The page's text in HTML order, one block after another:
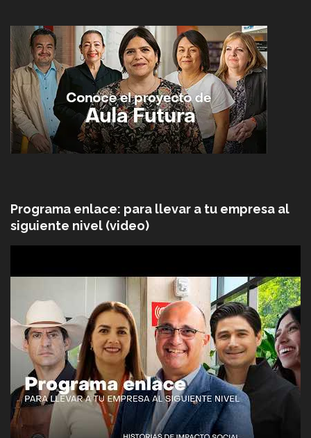
Programa enlace: para llevar a tu empresa al
siguiente nivel (video)